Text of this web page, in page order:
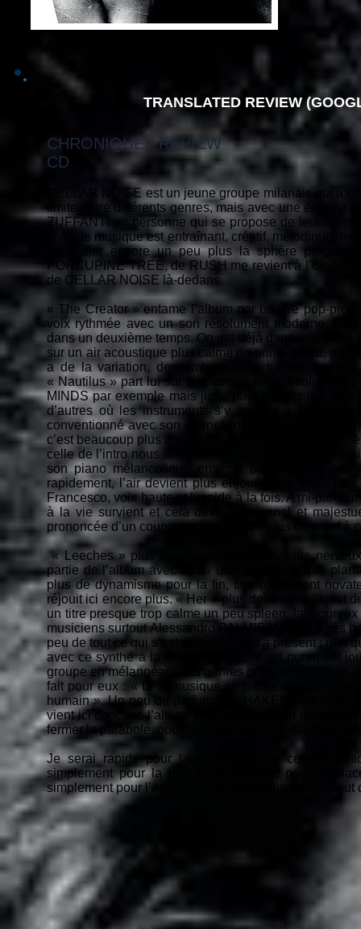
TRANSLATED REVIEW
CHRONIQUE / REVIEW
CD
CELLAR NOISE est un jeune groupe milanais qui a
limite entre différents genres, mais avec une énergie
ZUFFANTI en personne qui se propose de leur
style de musique est entraînant, créatif, mélodique,
bousculer encore un peu plus la sphère
PORCUPINE TREE, de RUSH me revient à
de CELLAR NOISE là-dedans.
« The Creator » entame l’album par un titre pop-
voix rythmée avec un son résolument moderne.
dans un deuxième temps. On est déjà dans une
sur un air acoustique plus calme de prime abord,
a de la variation, des ambiances actuelles,
« Nautilus » part lui sur une atmosphère résolument
MINDS par exemple mais juste pour donner une
d’autres où les instruments s’y mettent à cœur
conventionné avec son éternel solo de guitare à la
c’est beaucoup plus dur à décrire, à disséquer mais
celle de l’intro nous amenant à une parabole
son piano mélancolique en intro part sur une
rapidement, l’air devient plus enjoué, plus festif,
Francesco, voix haute et limpide à la fois. A mi-
à la vie survient et cela devient solennel et
prononcée d’un coup et donne encore plus de relief à
« Leeches » plus prog encore et aussi plus
partie de l’album avec aussi une partie onirique
plus de dynamisme pour la fin, titre réellement
réjouit ici encore plus. « Her » plus doux avec l’ajout
un titre presque trop calme un peu spleen,
musiciens surtout Alessandro PALMISANO sont très
peu de tout ce qui s’est déroulé jusqu’à présent : rien
avec ce synthé à la KING CRIMSON est purement
groupe en mélangeant des genres pour écrire le leur.
fait pour eux : « Leur musique se présente comme
humain ». Un peu de parfum à la HAKEN vers la fin
vient ici conclure l’album avec un titre court
fermer la parabole, pour rappeler que la descente
Je serai rapide pour la conclusion de cette
simplement pour la beauté de la voix, pour la
simplement pour l’ambiance générale que ce CD